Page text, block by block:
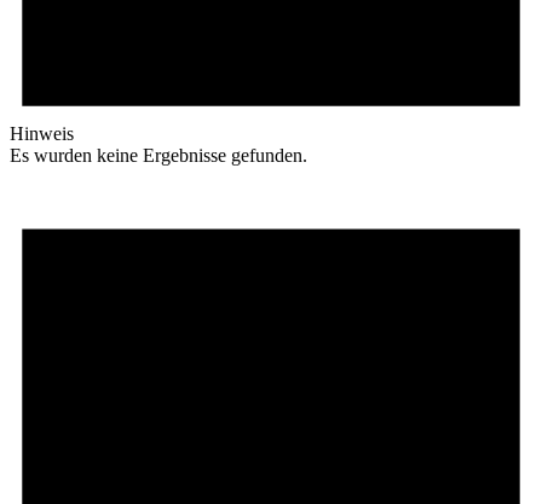
Hinweis
Es wurden keine Ergebnisse gefunden.